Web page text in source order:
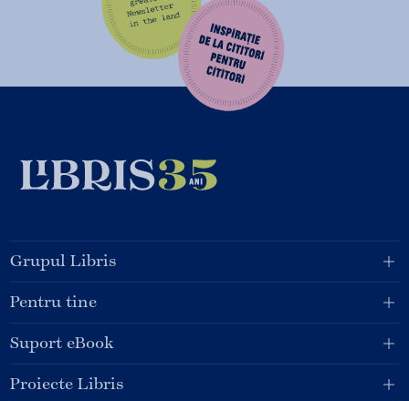
Grupul Libris
Pentru tine
Suport eBook
Proiecte Libris